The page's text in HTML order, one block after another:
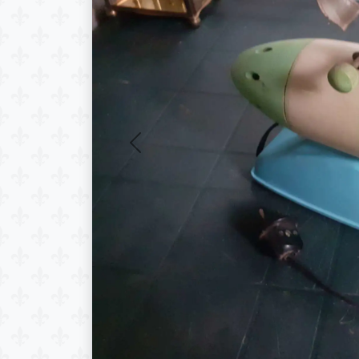
Previous